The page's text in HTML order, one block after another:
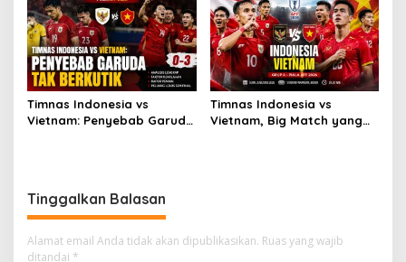
Timnas Indonesia vs
Vietnam: Penyebab Garuda
Timnas Indonesia vs
Vietnam, Big Match yang
Tinggalkan Balasan
Alamat email Anda tidak akan dipublikasikan. Ruas yang wajib
ditandai *